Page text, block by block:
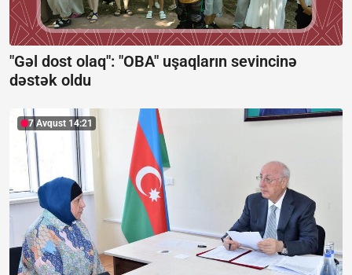
"Gəl dost olaq": "OBA" uşaqların sevincinə
dəstək oldu
7 Avqust 14:21